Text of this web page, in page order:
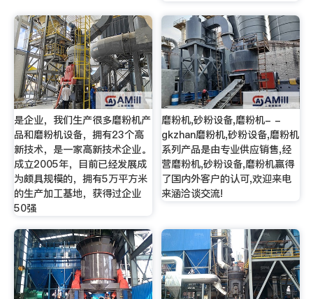
是企业，我们生产很多磨粉机产
品和磨粉机设备，拥有23个高
新技术，是一家高新技术企业。
成立2005年，目前已经发展成
为颇具规模的，拥有5万平方米
的生产加工基地，获得过企业
50强
磨粉机,砂粉设备,磨粉机- -
gkzhan磨粉机,砂粉设备,磨粉机
系列产品是由专业供应销售,经
营磨粉机,砂粉设备,磨粉机赢得
了国内外客户的认可,欢迎来电
来涵洽谈交流!